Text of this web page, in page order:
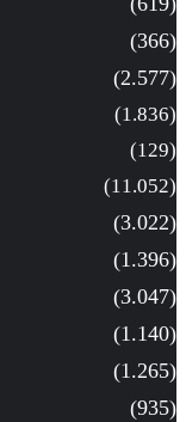
(366)
(2.577)
(1.836)
(129)
(11.052)
(3.022)
(1.396)
(3.047)
(1.140)
(1.265)
(935)